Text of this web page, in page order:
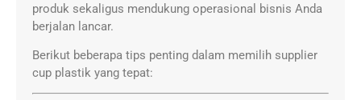
produk sekaligus mendukung operasional bisnis Anda
berjalan lancar.
Berikut beberapa tips penting dalam memilih supplier
cup plastik yang tepat: